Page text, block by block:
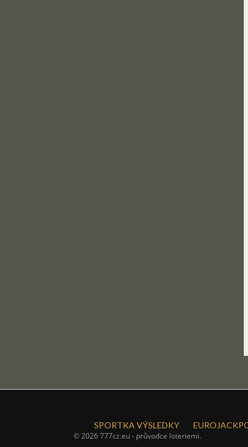
SPORTKA VÝSLEDKY
© 2026 777cz.eu - průvodce loteriemi.